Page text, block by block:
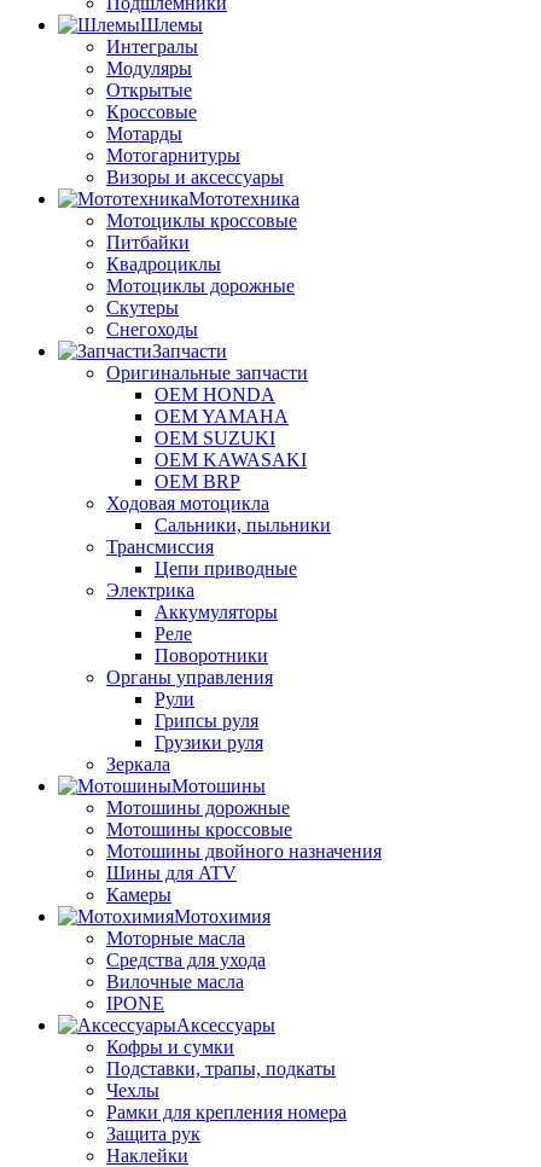
Шлемы
Интегралы
Модуляры
Открытые
Кроссовые
Мотарды
Мотогарнитуры
Визоры и аксессуары
Мототехника
Мотоциклы кроссовые
Питбайки
Квадроциклы
Мотоциклы дорожные
Скутеры
Снегоходы
Запчасти
Оригинальные запчасти
OEM HONDA
OEM YAMAHA
OEM SUZUKI
OEM KAWASAKI
OEM BRP
Ходовая мотоцикла
Сальники, пыльники
Трансмиссия
Цепи приводные
Электрика
Аккумуляторы
Реле
Поворотники
Органы управления
Рули
Грипсы руля
Грузики руля
Зеркала
Мотошины
Мотошины дорожные
Мотошины кроссовые
Мотошины двойного назначения
Шины для ATV
Камеры
Мотохимия
Моторные масла
Средства для ухода
Вилочные масла
IPONE
Аксессуары
Кофры и сумки
Подставки, трапы, подкаты
Чехлы
Рамки для крепления номера
Защита рук
Наклейки